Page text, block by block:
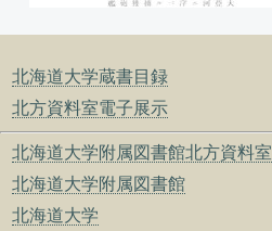
北海道大学蔵書目録
北方資料室電子展示
北海道大学附属図書館北方資料室
北海道大学附属図書館
北海道大学